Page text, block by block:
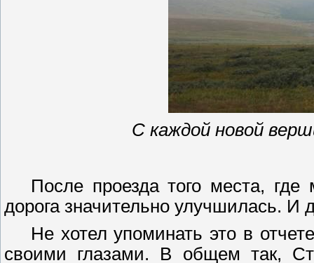
С каждой новой
После проезда того места,
дорога значительно улучшилась. И
Не хотел упоминать это в
своими глазами. В общем так,